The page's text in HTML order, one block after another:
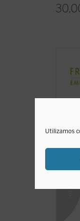
Utilizamos
para